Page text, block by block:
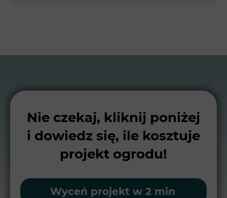
Nie czekaj, kliknij poniżej
i dowiedz się, ile kosztuje
projekt ogrodu!
Wyceń projekt w 2 min